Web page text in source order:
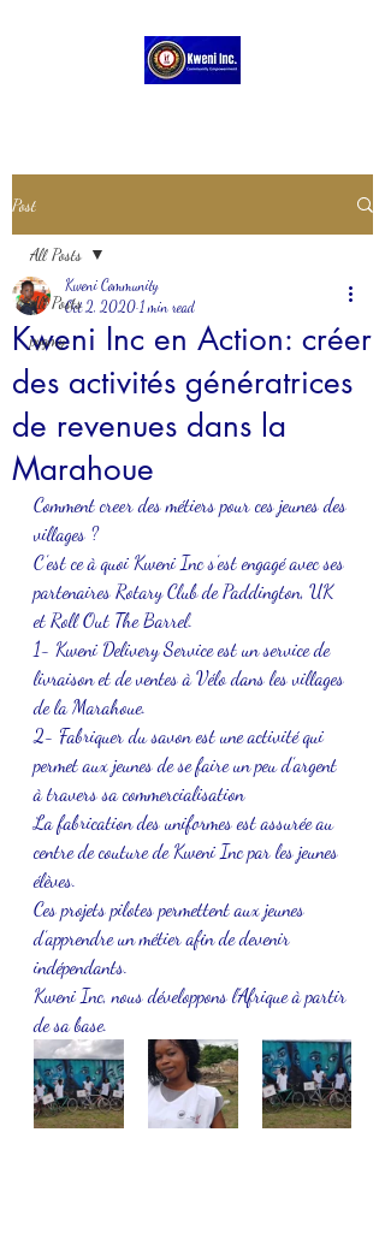
Post
All Posts
pygmy
All Posts
Kweni Inc en Action: créer
des activités génératrices
de revenues dans la
Marahoue
Kweni Community
Oct 2, 2020 1 min read
Comment creer des métiers pour ces jeunes des
villages ?
C’est ce à quoi Kweni Inc s’est engagé avec ses
partenaires Rotary Club de Paddington, UK
et Roll Out The Barrel.
1- Kweni Delivery Service est un service de
livraison et de ventes à Vélo dans les villages
de la Marahoue.
2- Fabriquer du savon est une activité qui
permet aux jeunes de se faire un peu d’argent
à travers sa commercialisation
La fabrication des uniformes est assurée au
centre de couture de Kweni Inc par les jeunes
élèves.
Ces projets pilotes permettent aux jeunes
d’apprendre un métier afin de devenir
indépendants.
Kweni Inc, nous développons l’Afrique à partir
de sa base.